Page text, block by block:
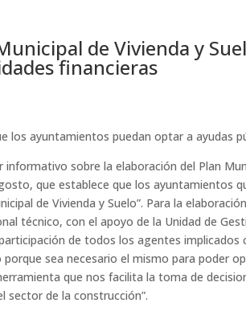
de Vivienda y
financieras
los ayuntamientos puedan optar a ayudas
sobre la elaboración del Plan
que establece que los ayuntamientos
de Vivienda y Suelo”. Para la
técnico, con el apoyo de la Unidad de
de todos los agentes implicados
sea necesario el mismo para poder
que nos facilita la toma de
sector de la construcción”.